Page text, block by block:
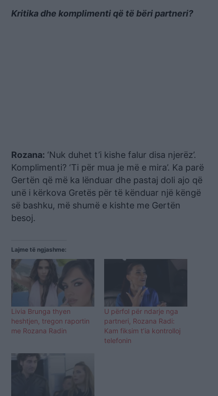
Kritika dhe komplimenti që të bëri partneri?
Rozana: ‘Nuk duhet t’i kishe falur disa njerëz’.
Komplimenti? ‘Ti për mua je më e mira’. Ka parë
Gertën që më ka lënduar dhe pastaj doli ajo që
unë i kërkova Gretës për të kënduar një këngë
së bashku, më shumë e kishte me Gertën
besoj.
Lajme të ngjashme:
Livia Brunga thyen
heshtjen, tregon raportin
me Rozana Radin
U përfol për ndarje nga
partneri, Rozana Radi:
Kam fiksim t’ia kontrolloj
telefonin